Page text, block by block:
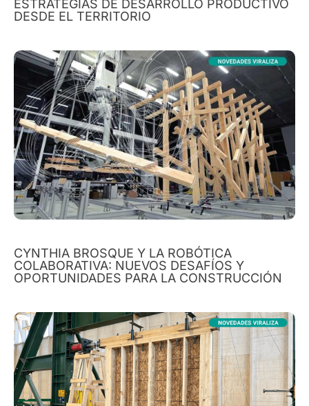
ESTRATEGIAS DE DESARROLLO PRODUCTIVO
DESDE EL TERRITORIO
CYNTHIA BROSQUE Y LA ROBÓTICA
COLABORATIVA: NUEVOS DESAFÍOS Y
OPORTUNIDADES PARA LA CONSTRUCCIÓN